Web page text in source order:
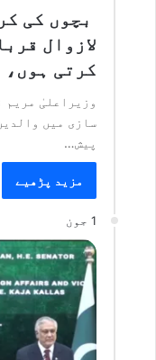
بچوں کی
لازوال
کرتی
وزیراعلیٰ مریم
سازی میں
پیش…
مزید پڑھیے
1 جون